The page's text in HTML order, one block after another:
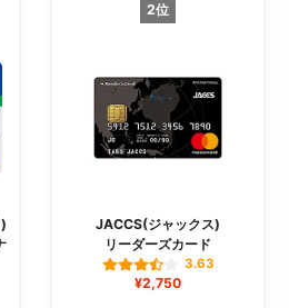
2位
JACCS(ジャックス)
リーダーズカード
3.63
¥2,750